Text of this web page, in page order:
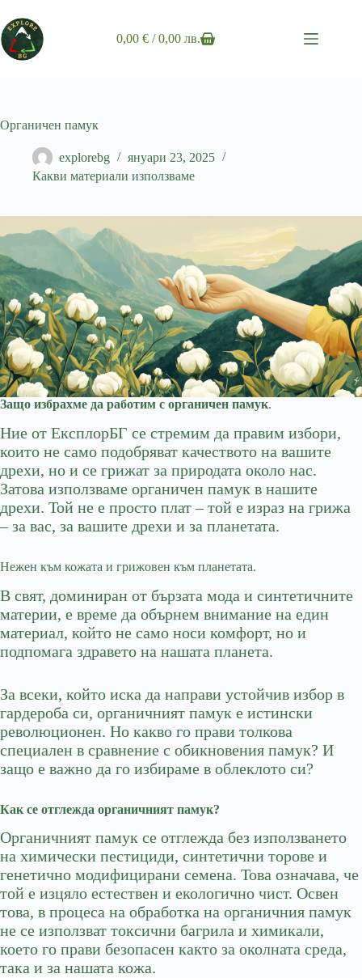
to
content
Shopping
0,00€ / 0,00 лв.
Органичен памук
explorebg
януари 23, 2025
Какви материали използваме
Защо избрахме да работим с органичен памук.
Ние от ЕксплорБГ се стремим да правим избори,
които не само подобряват качеството на вашите
дрехи, но и се грижат за природата около нас.
Затова използваме органичен памук в нашите
дрехи. Той не е просто плат – той е израз на грижа
– за вас, за вашите дрехи и за планетата.
Нежен към кожата и грижовен към планетата.
В свят, доминиран от бързата мода и синтетичните
материи, е време да обърнем внимание на един
материал, който не само носи комфорт, но и
подпомага здравето на нашата планета.
За всеки, който иска да направи устойчив избор в
гардероба си, органичният памук е истински
революционен. Но какво го прави толкова
специален в сравнение с обикновения памук? И
защо е важно да го избираме в облеклото си?
Как се отглежда органичният памук?
Органичният памук се отглежда без използването
на химически пестициди, синтетични торове и
генетично модифицирани семена. Това означава, че
той е изцяло естествен и екологично чист. Освен
това, в процеса на обработка на органичния памук
не се използват токсични багрила и химикали,
което го прави безопасен както за околната среда,
така и за нашата кожа.